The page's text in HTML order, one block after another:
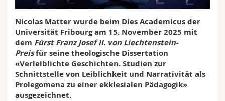
Math.-Nat. und Med. Fak.
Interfakultär
Mitarbeitende
Doktorierende
Webmail
Vorlesungsverzeichnis
MyUnifr
Nicolas Matter wurde beim Dies Academicus der
Universität Fribourg am 15. November 2025 mit
dem Fürst Franz Josef II. von Liechtenstein-
Preisfür seine theologische Dissertation
«Verleiblichte Geschichten. Studien zur
Schnittstelle von Leiblichkeit und Narrativität als
Prolegomena zu einer ekklesialen Pädagogik»
ausgezeichnet.